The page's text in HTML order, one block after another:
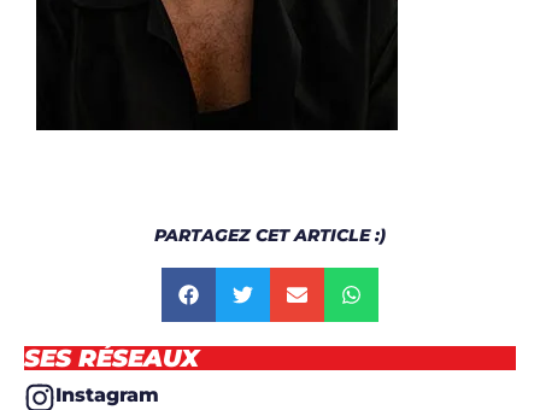
PARTAGEZ CET ARTICLE :)
SES RÉSEAUX
Instagram